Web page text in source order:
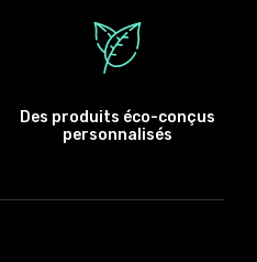
Des produits éco-conçus
personnalisés